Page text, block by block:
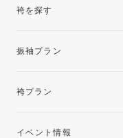
袴を探す
振袖プラン
レンタルプラン
袴プラン
卒業袴レンタルプラン
イベント情報